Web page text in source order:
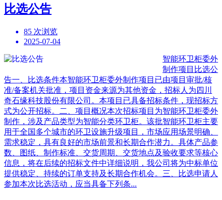
比选公告
85 次浏览
2025-07-04
智能环卫柜委外
制作项目比选公
告一、比选条件本智能环卫柜委外制作项目已由项目审批/核
准/备案机关批准，项目资金来源为其他资金，招标人为四川
奇石缘科技股份有限公司。本项目已具备招标条件，现招标方
式为公开招标。二、项目概况本次招标项目为智能环卫柜委外
制作，涉及产品类型为智能分类环卫柜。该批智能环卫柜主要
用于全国多个城市的环卫设施升级项目，市场应用场景明确、
需求稳定，具有良好的市场前景和长期合作潜力。具体产品参
数、图纸、制作标准、交货周期、交货地点及验收要求等核心
信息，将在后续的招标文件中详细说明，我公司将为中标单位
提供稳定、持续的订单支持及长期合作机会。三、比选申请人
参加本次比选活动，应当具备下列条...